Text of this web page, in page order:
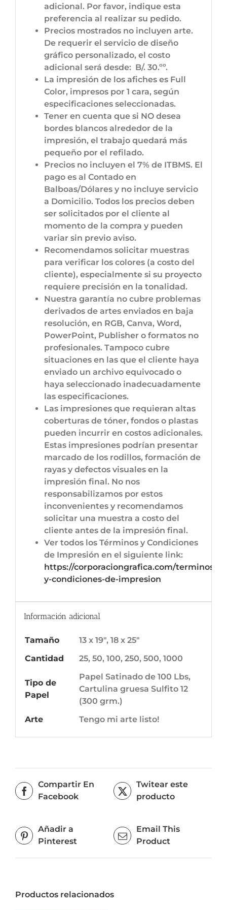
adicional. Por favor, indique esta
preferencia al realizar su pedido.
Precios mostrados no incluyen arte.
De requerir el servicio de diseño
gráfico personalizado, el costo
adicional será desde: B/. 30.ºº.
La impresión de los afiches es Full
Color, impresos por 1 cara, según
especificaciones seleccionadas.
Tener en cuenta que si NO desea
bordes blancos alrededor de la
impresión, el trabajo quedará más
pequeño por el refilado.
Precios no incluyen el 7% de ITBMS. El
pago es al Contado en
Balboas/Dólares y no incluye servicio
a Domicilio. Todos los precios deben
ser solicitados por el cliente al
momento de la compra y pueden
variar sin previo aviso.
Recomendamos solicitar muestras
para verificar los colores (a costo del
cliente), especialmente si su proyecto
requiere precisión en la tonalidad.
Nuestra garantía no cubre problemas
derivados de artes enviados en baja
resolución, en RGB, Canva, Word,
PowerPoint, Publisher o formatos no
profesionales. Tampoco cubre
situaciones en las que el cliente haya
enviado un archivo equivocado o
haya seleccionado inadecuadamente
las especificaciones.
Las impresiones que requieran altas
coberturas de tóner, fondos o plastas
pueden incurrir en costos adicionales.
Estas impresiones podrían presentar
marcado de los rodillos, formación de
rayas y defectos visuales en la
impresión final. No nos
responsabilizamos por estos
inconvenientes y recomendamos
solicitar una muestra a costo del
cliente antes de la impresión final.
Ver todos los Términos y Condiciones
de Impresión en el siguiente link:
https://corporaciongrafica.com/terminos-
y-condiciones-de-impresion
Información adicional
Tamaño
13 x 19", 18 x 25"
Cantidad
25, 50, 100, 250, 500, 1000
Tipo de
Papel
Papel Satinado de 100 Lbs,
Cartulina gruesa Sulfito 12
(300 grm.)
Arte
Tengo mi arte listo!
Compartir En
Facebook
Twitear este
producto
Añadir a
Pinterest
Email This
Product
Productos relacionados